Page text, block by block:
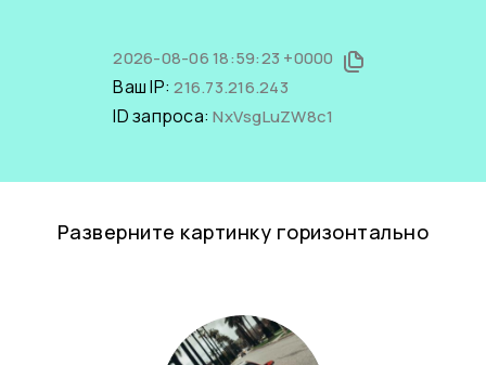
2026-08-06 18:59:23 +0000
Ваш IP:216.73.216.243
ID запроса:NxVsgLuZW8c1
Разверните картинку горизонтально